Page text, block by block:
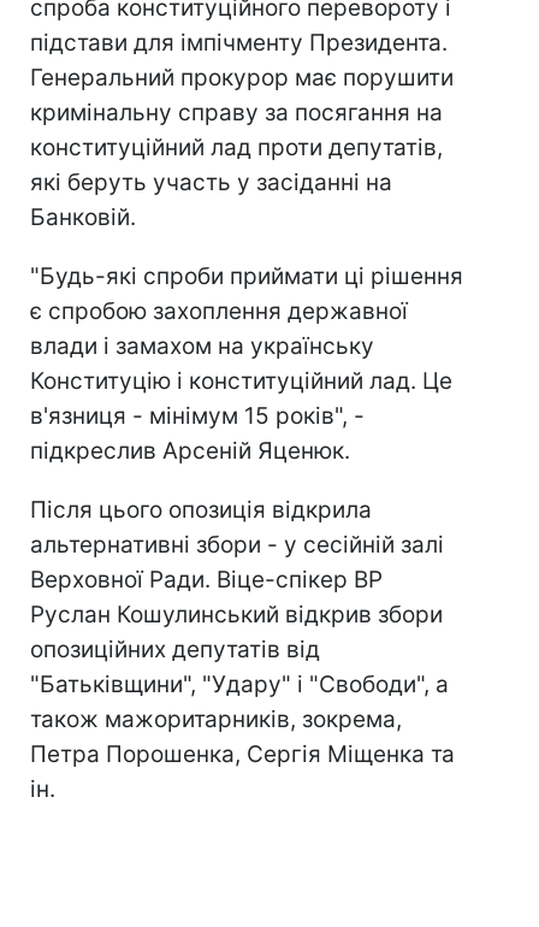
спроба конституційного перевороту і
підстави для імпічменту Президента.
Генеральний прокурор має порушити
кримінальну справу за посягання на
конституційний лад проти депутатів,
які беруть участь у засіданні на
Банковій.
"Будь-які спроби приймати ці рішення
є спробою захоплення державної
влади і замахом на українську
Конституцію і конституційний лад. Це
в'язниця - мінімум 15 років", -
підкреслив Арсеній Яценюк.
Після цього опозиція відкрила
альтернативні збори - у сесійній залі
Верховної Ради. Віце-спікер ВР
Руслан Кошулинський відкрив збори
опозиційних депутатів від
"Батьківщини", "Удару" і "Свободи", а
також мажоритарників, зокрема,
Петра Порошенка, Сергія Міщенка та
ін.